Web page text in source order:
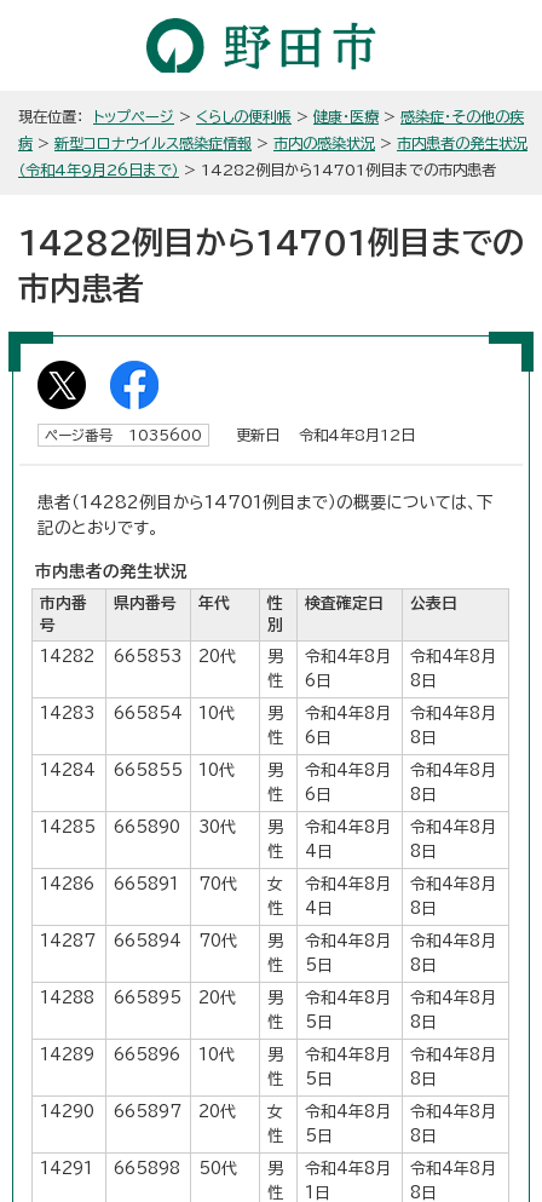
現在位置： トップページ > くらしの便利帳 > 健康・医療 > 感染症・その他の疾
病 > 新型コロナウイルス感染症情報 > 市内の感染状況 > 市内患者の発生状況
（令和4年9月26日まで） > 14282例目から14701例目までの市内患者
14282例目から14701例目までの
市内患者
ページ番号 1035600 更新日 令和4年8月12日
患者（14282例目から14701例目まで）の概要については、下
記のとおりです。
市内患者の発生状況
市内番
号
県内番号 年代
性
別
検査確定日 公表日
14282 665853 20代
男
性
令和4年8月
6日
令和4年8月
8日
14283 665854 10代
男
性
令和4年8月
6日
令和4年8月
8日
14284 665855 10代
男
性
令和4年8月
6日
令和4年8月
8日
14285 665890 30代
男
性
令和4年8月
4日
令和4年8月
8日
14286 665891 70代
女
性
令和4年8月
4日
令和4年8月
8日
14287 665894 70代
男
性
令和4年8月
5日
令和4年8月
8日
14288 665895 20代
男
性
令和4年8月
5日
令和4年8月
8日
14289 665896 10代
男
性
令和4年8月
5日
令和4年8月
8日
14290 665897 20代
女
性
令和4年8月
5日
令和4年8月
8日
14291 665898 50代
男
性
令和4年8月
1日
令和4年8月
8日